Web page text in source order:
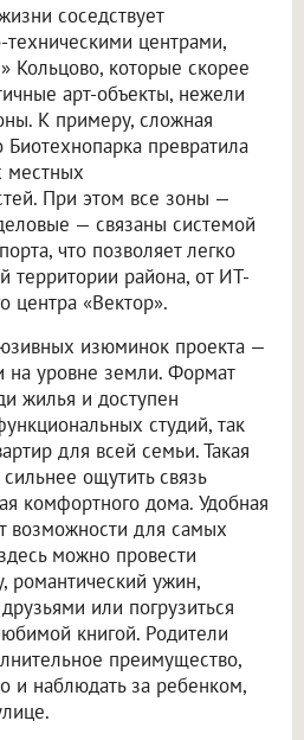
соседствует
центрами,
Кольцово, которые скорее
арт-объекты, нежели
К примеру, сложная
Биотехнопарка превратила
местных
При этом все зоны —
— связаны системой
что позволяет легко
территории района, от ИТ-
центра «Вектор».
изюминок проекта —
на уровне земли. Формат
жилья и доступен
студий, так
для всей семьи. Такая
ощутить связь
комфортного дома. Удобная
возможности для самых
можно провести
романтический ужин,
или погрузиться
книгой. Родители
преимущество,
и наблюдать за ребенком,